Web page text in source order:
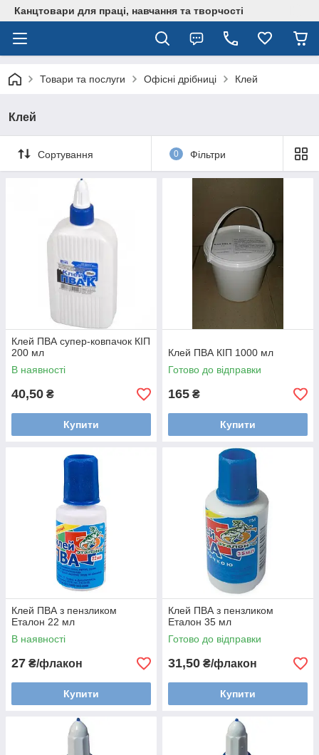
Канцтовари для працi, навчання та творчостi
Товари та послуги Офісні дрібниці Клей
Клей
Сортування 0 Фільтри
Клей ПВА супер-ковпачок КІП
200 мл
В наявності
40,50 ₴
Купити
Клей ПВА КІП 1000 мл
Готово до відправки
165 ₴
Купити
Клей ПВА з пензликом
Еталон 22 мл
В наявності
27 ₴/флакон
Купити
Клей ПВА з пензликом
Еталон 35 мл
Готово до відправки
31,50 ₴/флакон
Купити